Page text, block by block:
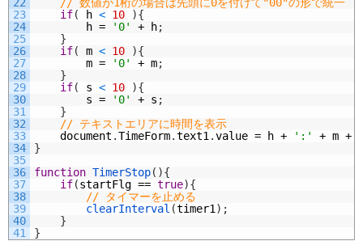
22
23
24
25
26
27
28
29
30
31
32
33
34
35
36
37
38
39
40
41
// 数値が1桁の場合は先頭に0を付けて"00"の形で統一
if( h < 10 ){
h = '0' + h;
}
if( m < 10 ){
m = '0' + m;
}
if( s < 10 ){
s = '0' + s ;
}
// テキストエリアに時間を表示
document .TimeForm.text1.value = h + ':' + m +
}
function TimerStop( ){
if(startFlg == true){
// タイマーを止める
clearInterval (timer1) ;
}
}